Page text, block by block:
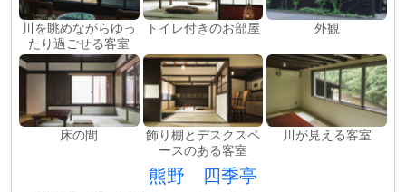
川を眺めながらゆっ
たり過ごせる客室
トイレ付きのお部屋 外観
床の間
飾り棚とデスクスペ
ースのある客室
川が見える客室
熊野 四季亭